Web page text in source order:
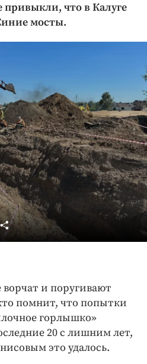
привыкли, что в Калуге
мосты.
и поругивают
помнит, что попытки
горлышко»
20 с лишним лет,
это удалось.